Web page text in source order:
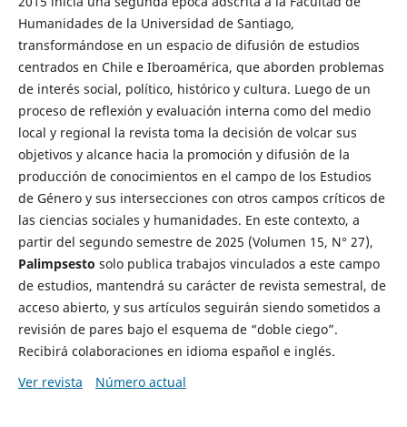
Humanidades de la Universidad de Santiago,
transformándose en un espacio de difusión de estudios
centrados en Chile e Iberoamérica, que aborden problemas
de interés social, político, histórico y cultura. Luego de un
proceso de reflexión y evaluación interna como del medio
local y regional la revista toma la decisión de volcar sus
objetivos y alcance hacia la promoción y difusión de la
producción de conocimientos en el campo de los Estudios
de Género y sus intersecciones con otros campos críticos de
las ciencias sociales y humanidades. En este contexto, a
partir del segundo semestre de 2025 (Volumen 15, N° 27),
Palimpsesto solo publica trabajos vinculados a este campo
de estudios, mantendrá su carácter de revista semestral, de
acceso abierto, y sus artículos seguirán siendo sometidos a
revisión de pares bajo el esquema de “doble ciego”.
Recibirá colaboraciones en idioma español e inglés.
Ver revista
Número actual